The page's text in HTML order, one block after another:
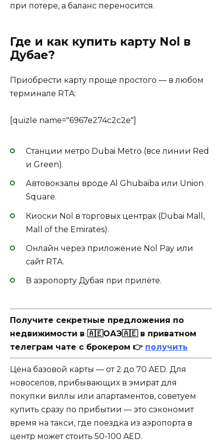
при потере, а баланс переносится.
Где и как купить карту Nol в
Дубае?
Приобрести карту проще простого — в любом
терминале RTA:
[quizle name="6967e274c2c2e"]
Станции метро Dubai Metro (все линии Red
и Green).
Автовокзалы вроде Al Ghubaiba или Union
Square.
Киоски Nol в торговых центрах (Dubai Mall,
Mall of the Emirates).
Онлайн через приложение Nol Pay или
сайт RTA.
В аэропорту Дубая при прилёте.
Получите секретные предложения по
недвижимости в 🇦🇪ОАЭ🇦🇪 в приватном
телеграм чате с брокером 👉 получить
Цена базовой карты — от 2 до 70 AED. Для
новоселов, прибывающих в эмират для
покупки виллы или апартаментов, советуем
купить сразу по прибытии — это сэкономит
время на такси, где поездка из аэропорта в
центр может стоить 50-100 AED.